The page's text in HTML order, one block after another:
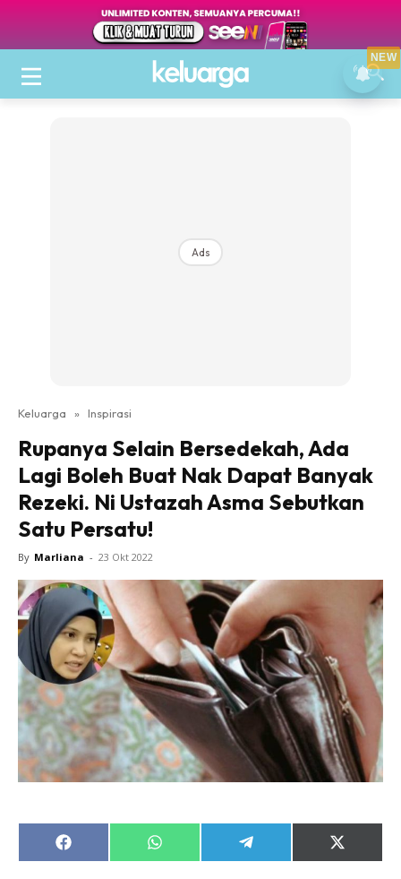
Ads
Keluarga » Inspirasi
Rupanya Selain Bersedekah, Ada
Lagi Boleh Buat Nak Dapat Banyak
Rezeki. Ni Ustazah Asma Sebutkan
Satu Persatu!
By Marliana - 23 Okt 2022
Share
on
Share
on
Share
on
Share
on
NEW